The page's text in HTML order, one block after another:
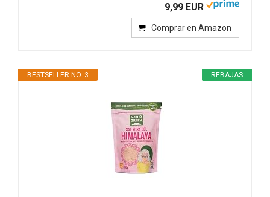
9,99 EUR
Comprar en Amazon
REBAJAS
BESTSELLER NO. 3